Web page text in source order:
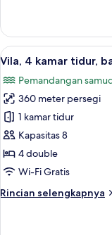
(Balcony)
Kamar
Deluks,
2
Tidur
Twin,
balkon,
pemandangan
kebun
(Balcony)
Lihat
semua
foto
untuk
Vila,
4
kamar
tidur,
pemandangan
12
Vila, 4 kamar tidur,
Pemandangan
360 meter persegi
1 kamar tidur
Kapasitas 8
4 double
Wi-Fi Gratis
Rincian selengkapnya
Rincian